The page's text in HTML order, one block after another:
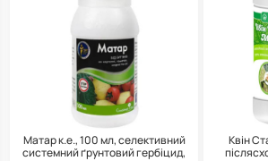
Матар к.е., 100 мл, селективний
системний ґрунтовий гербіцид,
Квін